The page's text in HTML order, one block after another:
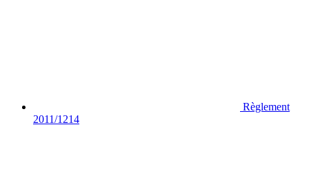
Règlement
2011/1214